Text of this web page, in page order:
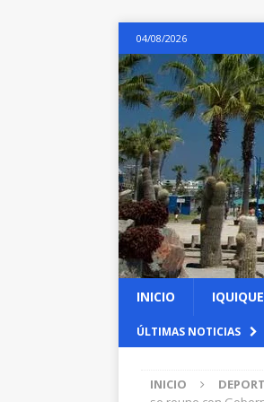
04/08/2026
INICIO IQUIQUE
ÚLTIMAS NOTICIAS
INICIO